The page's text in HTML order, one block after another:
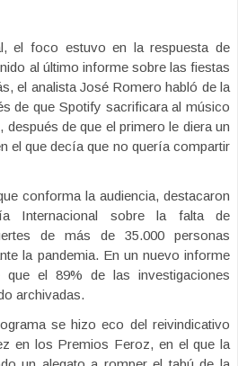
el foco estuvo en la respuesta de
al último informe sobre las fiestas
el analista José Romero habló de la
de que Spotify sacrificara al músico
después de que el primero le diera un
el que decía que no quería compartir
conforma la audiencia, destacaron
Internacional sobre la falta de
de más de 35.000 personas
la pandemia. En un nuevo informe
que el 89% de las investigaciones
archivadas.
se hizo eco del reivindicativo
en los Premios Feroz, en el que la